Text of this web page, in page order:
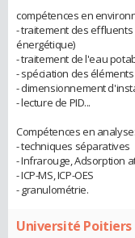
compétences en
- traitement des effluents
énergétique)
- traitement de l'eau
- spéciation des
- dimensionnement
- lecture de PID...
Compétences en analyse:
- techniques séparatives
- Infrarouge, Adsorption
- ICP-MS, ICP-OES
- granulométrie.
Université Poitiers